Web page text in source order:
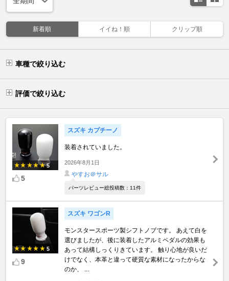
新着順 イイね！順 クリップ順
車種で絞り込む
評価で絞り込む
5
5
スズキ カプチーノ
装着されていました。
2026年8月1日
やすお＠サル
パーツレビュー総投稿数：11件
5
9
スズキ ワゴンR
モンスタースポーツ製シフトノブです。 あえて白を
選びましたが、後に装着したアルミペダルの効果も
あって結構しっくりきています。 触り心地が良いだ
けでなく、本革と違って硬質な素材になったからな
のか、 ...